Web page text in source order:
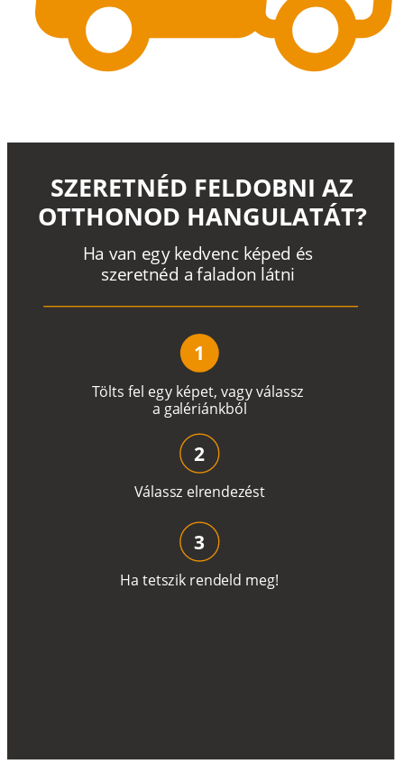
Tölts fel egy képet, vagyválassz
a galériánkból
Ha van egy kedvenc képed és
szeretnéd a faladon látni
SZERETNÉD FELDOBNI AZ
OTTHONOD HANGULATÁT?
1
Válassz elrendezést
2
Ha tetszik rendeld meg!
3